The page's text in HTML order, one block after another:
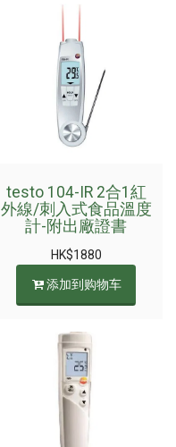
testo 104-IR 2合1紅
外線/刺入式食品溫度
計-附出廠證書
HK$1880
添加到购物车